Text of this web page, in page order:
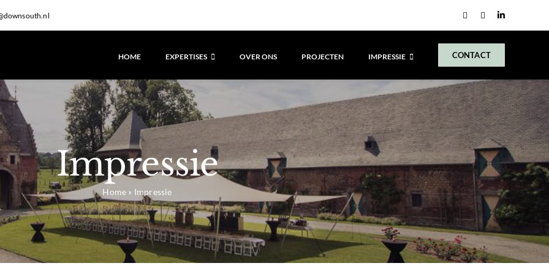
HOME EXPERTISES OVER ONS PROJECTEN IMPRESSIE CONTACT
Impressie
Home » Impressie